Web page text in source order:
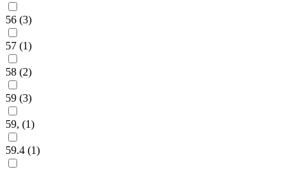
56 (3)
57 (1)
58 (2)
59 (3)
59, (1)
59.4 (1)